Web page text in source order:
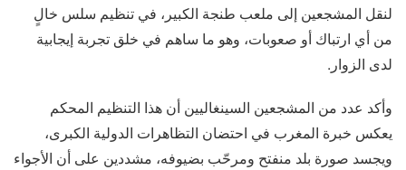
لنقل المشجعين إلى ملعب طنجة الكبير، في تنظيم سلس خالٍ
من أي ارتباك أو صعوبات، وهو ما ساهم في خلق تجربة إيجابية
لدى الزوار.
وأكد عدد من المشجعين السينغاليين أن هذا التنظيم المحكم
يعكس خبرة المغرب في احتضان التظاهرات الدولية الكبرى،
ويجسد صورة بلد منفتح ومرحّب بضيوفه، مشددين على أن الأجواء